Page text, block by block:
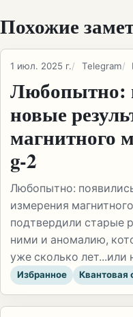
Похожие
1 июл. 2025 г. Telegram
Любопытно:
новые
магнитного
g-2
Любопытно:
измерения
подтвердили старые
ними и аномалию,
уже сколько лет...или
Избранное Квантовая